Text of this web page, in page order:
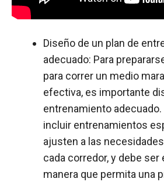
Diseño de un plan de
adecuado: Para
para correr un medio
efectiva, es importante
entrenamiento adecuado.
incluir entrenamientos
ajusten a las
cada corredor, y debe ser
manera que permita una